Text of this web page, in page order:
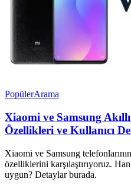
PopülerArama
Xiaomi ve Samsung
Özellikleri ve Kullanıcı
Xiaomi ve Samsung
özelliklerini karşılaştırıyoruz.
uygun? Detaylar burada.